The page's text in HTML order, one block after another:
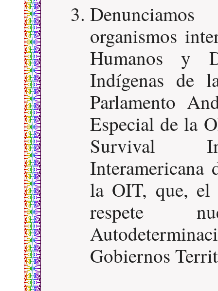
organismos
Humanos y
Indígenas de
Parlamento
Especial de la
Survival
Interamericana
la OIT, que, el
respete
Gobiernos